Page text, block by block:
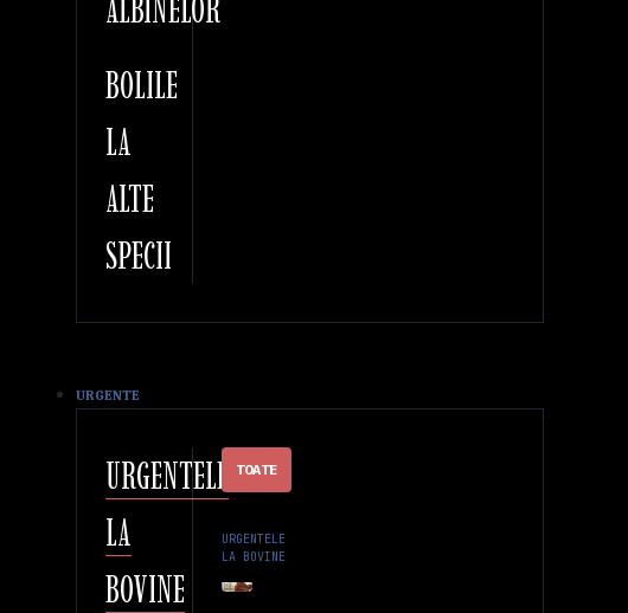
ALBINELOR
BOLILE
LA
ALTE
SPECII
URGENTE
URGENTELE
LA
BOVINE
TOATE
URGENTELE
LA BOVINE